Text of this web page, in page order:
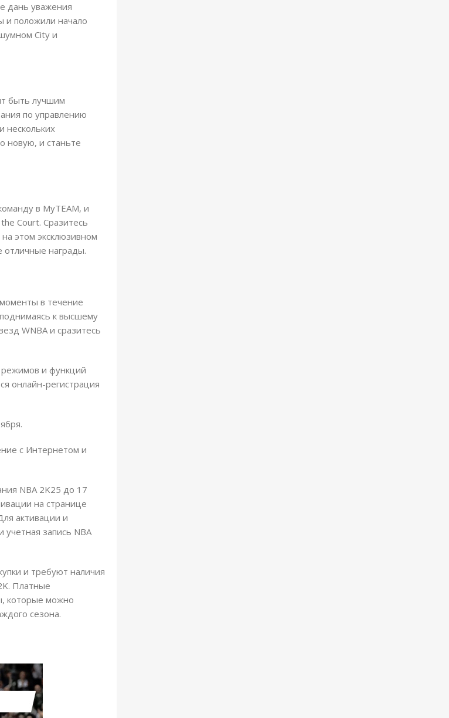
дань уважения
и положили начало
City и
быть лучшим
по управлению
нескольких
новую, и станьте
в MyTEAM, и
Court. Сразитесь
этом эксклюзивном
отличные награды.
в течение
к высшему
WNBA и сразитесь
режимов и функций
онлайн-регистрация
с Интернетом и
NBA 2K25 до 17
на странице
активации и
запись NBA
и требуют наличия
Платные
которые можно
сезона.